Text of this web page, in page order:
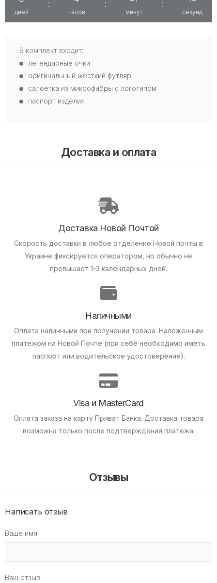
дней
:
часов
:
минут
:
секунд
В комплект входит:
легендарные очки
оригинальный жесткий футляр
салфетка из микрофибры с логотипом
паспорт изделия
Доставка и оплата
Доставка Новой Почтой
Скорость доставки в любое отделение Новой почты в
Украине фиксируется оператором, но обычно не
превышает 1-3 календарных дней.
Наличными
Оплата наличными при получении товара. Наложенным
платежом на Новой Почте (при себе необходимо иметь
паспорт или водительское удостоверение).
Visa и MasterCard
Оплата заказа на карту Приват Банка. Доставка товара
возможна только после подтверждения платежа.
Отзывы
Написать отзыв
Ваше имя:
Ваш отзыв: